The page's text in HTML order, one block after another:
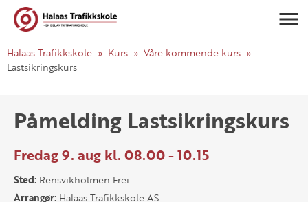
Halaas Trafikkskole Kurs
Våre kommende kurs
Lastsikringskurs
Påmelding Lastsikringskurs
Fredag 9. aug kl. 08.00 - 10.15
Sted: Rensvikholmen Frei
Arrangør: Halaas Trafikkskole AS